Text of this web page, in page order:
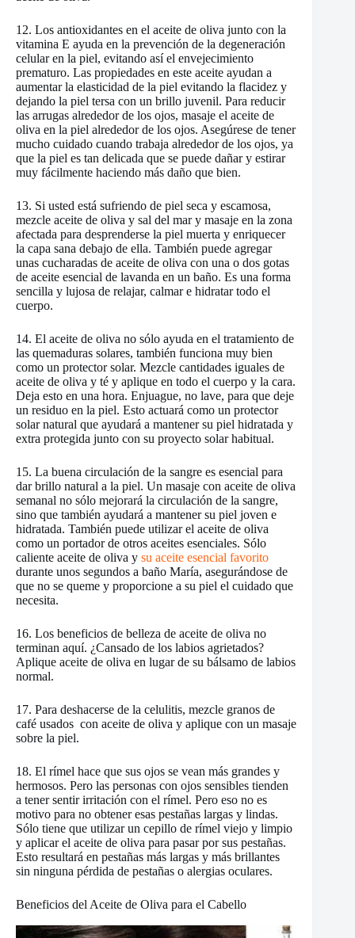
12. Los antioxidantes en el aceite de oliva junto con la
vitamina E ayuda en la prevención de la degeneración
celular en la piel, evitando así el envejecimiento
prematuro. Las propiedades en este aceite ayudan a
aumentar la elasticidad de la piel evitando la flacidez y
dejando la piel tersa con un brillo juvenil. Para reducir
las arrugas alrededor de los ojos, masaje el aceite de
oliva en la piel alrededor de los ojos. Asegúrese de tener
mucho cuidado cuando trabaja alrededor de los ojos, ya
que la piel es tan delicada que se puede dañar y estirar
muy fácilmente haciendo más daño que bien.
13. Si usted está sufriendo de piel seca y escamosa,
mezcle aceite de oliva y sal del mar y masaje en la zona
afectada para desprenderse la piel muerta y enriquecer
la capa sana debajo de ella. También puede agregar
unas cucharadas de aceite de oliva con una o dos gotas
de aceite esencial de lavanda en un baño. Es una forma
sencilla y lujosa de relajar, calmar e hidratar todo el
cuerpo.
14. El aceite de oliva no sólo ayuda en el tratamiento de
las quemaduras solares, también funciona muy bien
como un protector solar. Mezcle cantidades iguales de
aceite de oliva y té y aplique en todo el cuerpo y la cara.
Deja esto en una hora. Enjuague, no lave, para que deje
un residuo en la piel. Esto actuará como un protector
solar natural que ayudará a mantener su piel hidratada y
extra protegida junto con su proyecto solar habitual.
15. La buena circulación de la sangre es esencial para
dar brillo natural a la piel. Un masaje con aceite de oliva
semanal no sólo mejorará la circulación de la sangre,
sino que también ayudará a mantener su piel joven e
hidratada. También puede utilizar el aceite de oliva
como un portador de otros aceites esenciales. Sólo
caliente aceite de oliva y su aceite esencial favorito
durante unos segundos a baño María, asegurándose de
que no se queme y proporcione a su piel el cuidado que
necesita.
16. Los beneficios de belleza de aceite de oliva no
terminan aquí. ¿Cansado de los labios agrietados?
Aplique aceite de oliva en lugar de su bálsamo de labios
normal.
17. Para deshacerse de la celulitis, mezcle granos de
café usados ​ con aceite de oliva y aplique con un masaje
sobre la piel.
18. El rímel hace que sus ojos se vean más grandes y
hermosos. Pero las personas con ojos sensibles tienden
a tener sentir irritación con el rímel. Pero eso no es
motivo para no obtener esas pestañas largas y lindas.
Sólo tiene que utilizar un cepillo de rímel viejo y limpio
y aplicar el aceite de oliva para pasar por sus pestañas.
Esto resultará en pestañas más largas y más brillantes
sin ninguna pérdida de pestañas o alergias oculares.
Beneficios del Aceite de Oliva para el Cabello